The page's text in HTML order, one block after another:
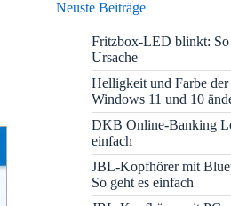
Neuste Beiträge
Fritzbox-LED blinkt: So
Ursache
Helligkeit und Farbe
Windows 11 und 10
DKB Online-Banking
einfach
JBL-Kopfhörer mit
So geht es einfach